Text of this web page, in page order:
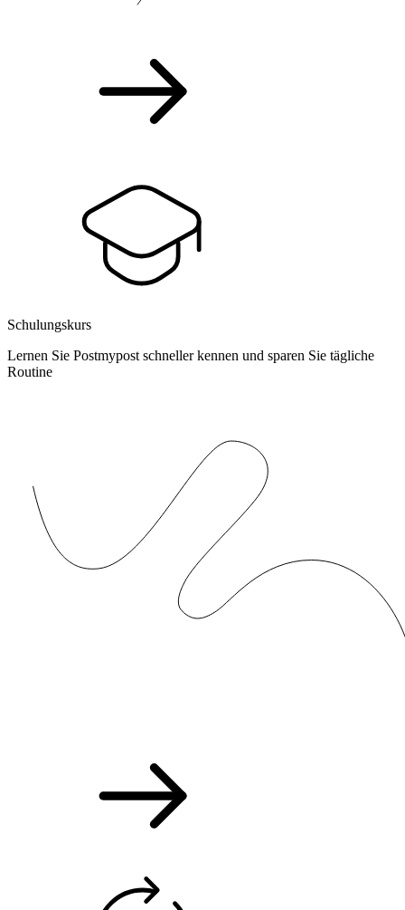
Schulungskurs
Lernen Sie Postmypost schneller kennen und sparen Sie tägliche
Routine